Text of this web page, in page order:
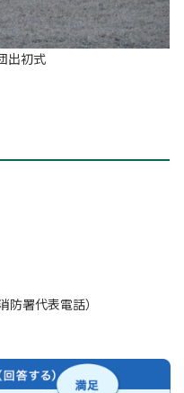
出初式
署代表電話）